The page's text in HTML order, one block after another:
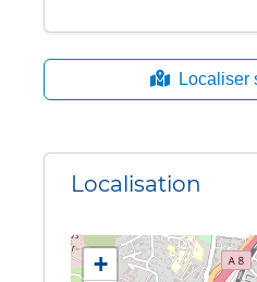
Localiser
Localisation
+